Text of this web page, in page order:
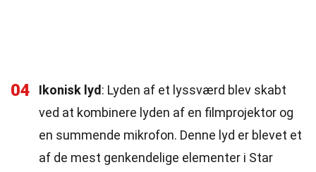
04 Ikonisk lyd : Lyden af et lyssværd blev skabt
ved at kombinere lyden af en filmprojektor og
en summende mikrofon. Denne lyd er blevet et
af de mest genkendelige elementer i Star